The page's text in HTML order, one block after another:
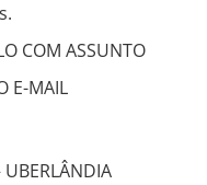
COM ASSUNTO
E-MAIL
UBERLÂNDIA